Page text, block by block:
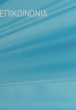
ΕΠΙΚΟΙΝΩΝΊΑ